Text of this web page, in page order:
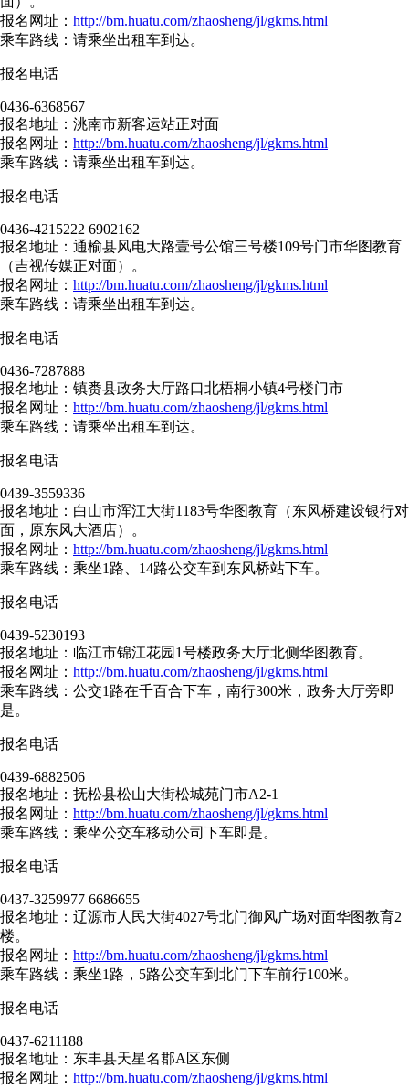
报名网址： http://bm.huatu.com/zhaosheng/jl/gkms.html
乘车路线：请乘坐出租车到达。
报名电话
0436-6368567
报名地址：洮南市新客运站正对面
报名网址： http://bm.huatu.com/zhaosheng/jl/gkms.html
乘车路线：请乘坐出租车到达。
报名电话
0436-4215222 6902162
报名地址：通榆县风电大路壹号公馆三号楼109号门市华图教育
（吉视传媒正对面）。
报名网址： http://bm.huatu.com/zhaosheng/jl/gkms.html
乘车路线：请乘坐出租车到达。
报名电话
0436-7287888
报名地址：镇赉县政务大厅路口北梧桐小镇4号楼门市
报名网址： http://bm.huatu.com/zhaosheng/jl/gkms.html
乘车路线：请乘坐出租车到达。
报名电话
0439-3559336
报名地址：白山市浑江大街1183号华图教育（东风桥建设银行对
面，原东风大酒店）。
报名网址： http://bm.huatu.com/zhaosheng/jl/gkms.html
乘车路线：乘坐1路、14路公交车到东风桥站下车。
报名电话
0439-5230193
报名地址：临江市锦江花园1号楼政务大厅北侧华图教育。
报名网址： http://bm.huatu.com/zhaosheng/jl/gkms.html
乘车路线：公交1路在千百合下车，南行300米，政务大厅旁即
是。
报名电话
0439-6882506
报名地址：抚松县松山大街松城苑门市A2-1
报名网址： http://bm.huatu.com/zhaosheng/jl/gkms.html
乘车路线：乘坐公交车移动公司下车即是。
报名电话
0437-3259977 6686655
报名地址：辽源市人民大街4027号北门御风广场对面华图教育2
楼。
报名网址： http://bm.huatu.com/zhaosheng/jl/gkms.html
乘车路线：乘坐1路，5路公交车到北门下车前行100米。
报名电话
0437-6211188
报名地址：东丰县天星名郡A区东侧
报名网址： http://bm.huatu.com/zhaosheng/jl/gkms.html